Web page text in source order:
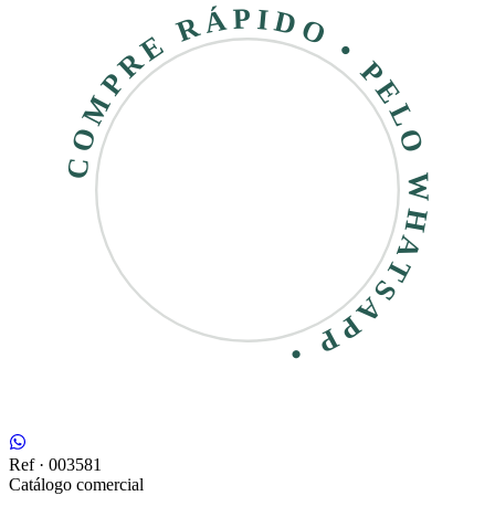
COMPRE RÁPIDO • PELO WHATSAPP •
Ref · 003581
Catálogo comercial